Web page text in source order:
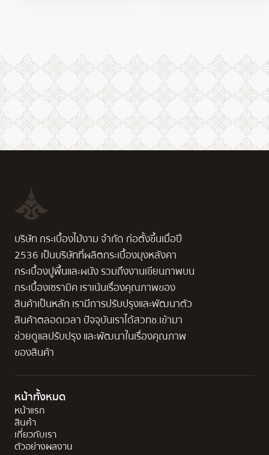
บริษัท กระเบื้องไม้งาม จำกัด ก่อตั้งขึ้นเมื่อปี
2536 เป็นบริษัทที่ผลิตกระเบื้องมุงหลังคา
กระเบื้องปูพื้นและผนัง รวมถึงงานเขียนภาพบน
กระเบื้องเซรามิค เราเน้นเรื่องคุณภาพของ
สินค้าเป็นหลัก เรามีการปรับปรุงและพัฒนาตัว
สินค้าตลอดเวลา ปัจจุบันเราได้สวทช.เข้ามา
ช่วยดูแลปรับปรุง และพัฒนาในเรื่องคุณภาพ
ของสินค้า
หน้าทั้งหมด
หน้าแรก
สินค้า
เกี่ยวกับเรา
ตัวอย่างผลงาน